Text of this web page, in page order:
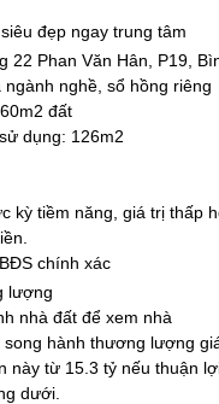
đẹp ngay trung tâm
22 Phan Văn Hân, P19,
nghề, sổ hồng riêng
đất
dụng: 126m2
kỳ tiềm năng, giá trị thấp
chính xác
lượng
nhà đất để xem nhà
hành thương lượng
này từ 15.3 tỷ nếu thuận
dưới.